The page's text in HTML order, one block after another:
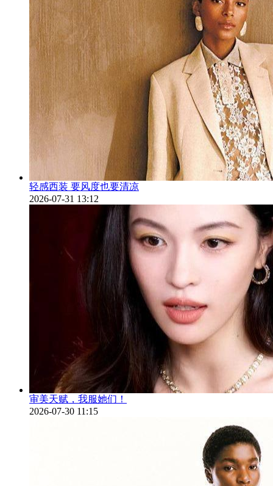
轻感西装 要风度也要清凉
2026-07-31 13:12
审美天赋，我服她们！
2026-07-30 11:15